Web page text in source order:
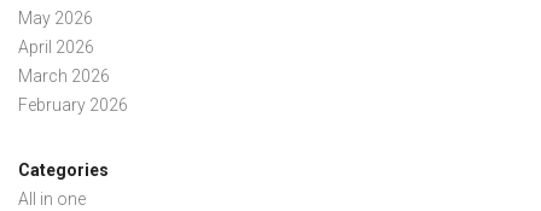
May 2026
April 2026
March 2026
February 2026
Categories
All in one